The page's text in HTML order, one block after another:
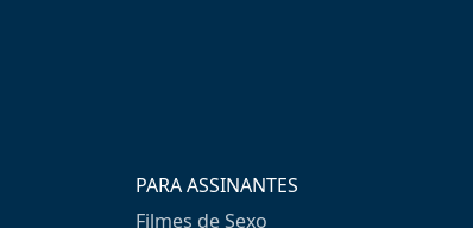
PARA ASSINANTES
Filmes de Sexo